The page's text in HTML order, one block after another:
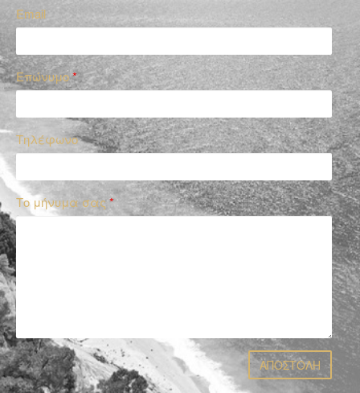
Email
Επώνυμο*
Τηλέφωνο
Το μήνυμα σας *